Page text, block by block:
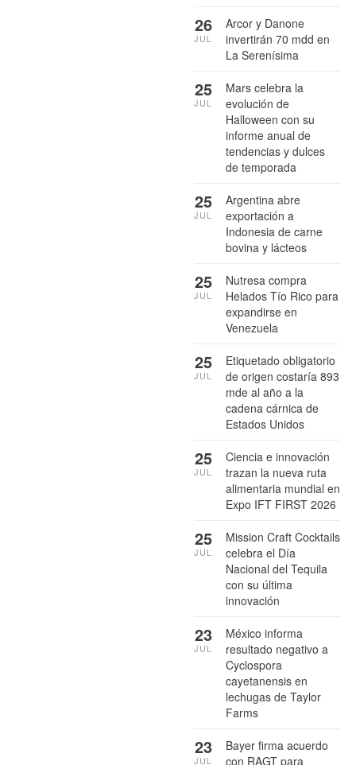
Arcor y Danone
invertirán 70 mdd en
La Serenísima
26
JUL
Mars celebra la
evolución de
Halloween con su
informe anual de
tendencias y dulces
de temporada
25
JUL
Argentina abre
exportación a
Indonesia de carne
bovina y lácteos
25
JUL
Nutresa compra
Helados Tío Rico para
expandirse en
Venezuela
25
JUL
Etiquetado obligatorio
de origen costaría 893
mde al año a la
cadena cárnica de
Estados Unidos
25
JUL
Ciencia e innovación
trazan la nueva ruta
alimentaria mundial en
Expo IFT FIRST 2026
25
JUL
Mission Craft Cocktails
celebra el Día
Nacional del Tequila
con su última
innovación
25
JUL
México informa
resultado negativo a
Cyclospora
cayetanensis en
lechugas de Taylor
Farms
23
JUL
Bayer firma acuerdo
con RAGT para
23
JUL